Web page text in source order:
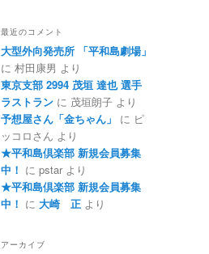
最近のコメント
大型外向発売所 「平和島劇場」
に 村田康男 より
東京支部 2994 茂垣 達也 選手
ラストラン に 茂垣朗子 より
予想屋さん「金ちゃん」
に ピ
ッコロさん より
★平和島倶楽部 新規会員募集
中！ に pstar より
★平和島倶楽部 新規会員募集
中！ に 大崎 正 より
アーカイブ